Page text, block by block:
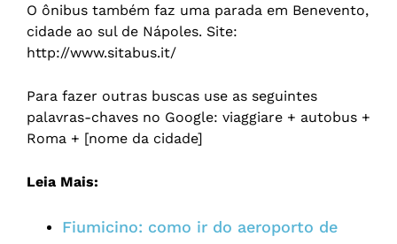
O ônibus também faz uma parada em Benevento,
cidade ao sul de Nápoles. Site:
http://www.sitabus.it/
Para fazer outras buscas use as seguintes
palavras-chaves no Google: viaggiare + autobus +
Roma + [nome da cidade]
Leia Mais:
Fiumicino: como ir do aeroporto de